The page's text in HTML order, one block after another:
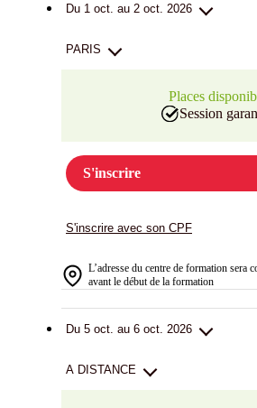
Du 1 oct. au 2 oct. 2026
PARIS
Places
Session
S'inscrire
S'inscrire avec son CPF
L’adresse du centre de formation sera
avant le début de la formation
Du 5 oct. au 6 oct. 2026
A DISTANCE